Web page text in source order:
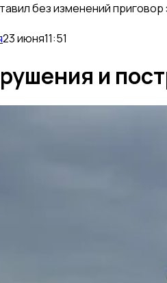
без изменений
23 июня11:51
и